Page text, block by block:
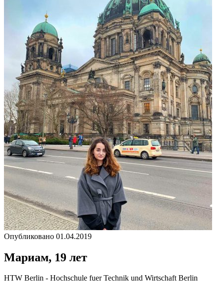
Опубликовано 01.04.2019
Мариам, 19 лет
HTW Berlin - Hochschule fuer Technik und Wirtschaft Berlin